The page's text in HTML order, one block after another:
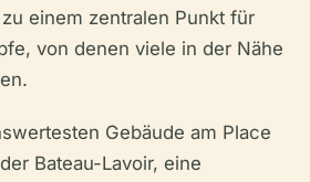
einem zentralen Punkt für
von denen viele in der Nähe
Gebäude am Place
Bateau-Lavoir, eine